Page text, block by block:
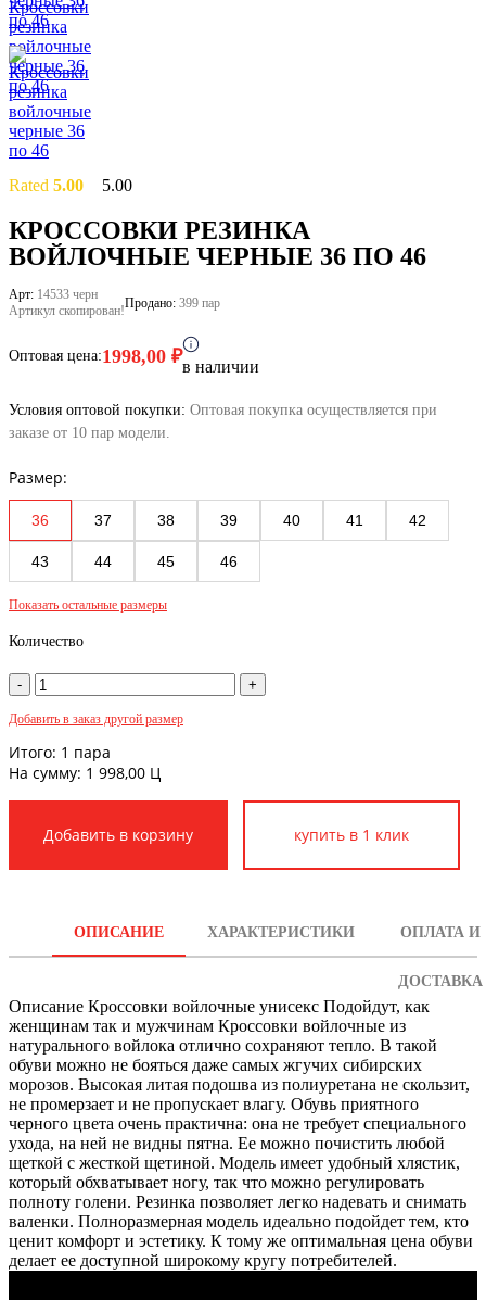
Rated 5.00
based on2
customer
ratings
5.00
КРОССОВКИ РЕЗИНКА
ВОЙЛОЧНЫЕ ЧЕРНЫЕ 36 ПО 46
Арт: 14533 черн
Артикул скопирован!
Продано: 399 пар
Оптовая цена:1998,00 ₽в наличии
Условия оптовой покупки: Оптовая покупка осуществляется при
заказе от 10 пар модели.
Размер:
36 37 38 39 40 41 42
43 44 45 46
Показать остальные размеры
Количество
Добавить в заказ другой размер
Итого: 1 пара
На сумму: 1 998,00 Ц
купить в 1 клик
ОПИСАНИЕ ХАРАКТЕРИСТИКИ ОПЛАТА И
ДОСТАВКА
Описание Кроссовки войлочные унисекс Подойдут, как
женщинам так и мужчинам Кроссовки войлочные из
натурального войлока отлично сохраняют тепло. В такой
обуви можно не бояться даже самых жгучих сибирских
морозов. Высокая литая подошва из полиуретана не скользит,
не промерзает и не пропускает влагу. Обувь приятного
черного цвета очень практична: она не требует специального
ухода, на ней не видны пятна. Ее можно почистить любой
щеткой с жесткой щетиной. Модель имеет удобный хлястик,
который обхватывает ногу, так что можно регулировать
полноту голени. Резинка позволяет легко надевать и снимать
валенки. Полноразмерная модель идеально подойдет тем, кто
ценит комфорт и эстетику. К тому же оптимальная цена обуви
делает ее доступной широкому кругу потребителей.